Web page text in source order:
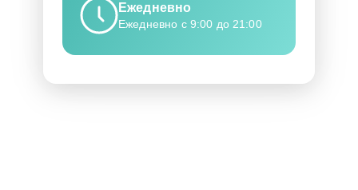
Ежедневно
Ежедневно с 9:00 до 21:00